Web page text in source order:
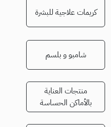
كريمات علاجية للبشرة
شامبو و بلسم
منتجات العناية
بالأماكن الحساسة